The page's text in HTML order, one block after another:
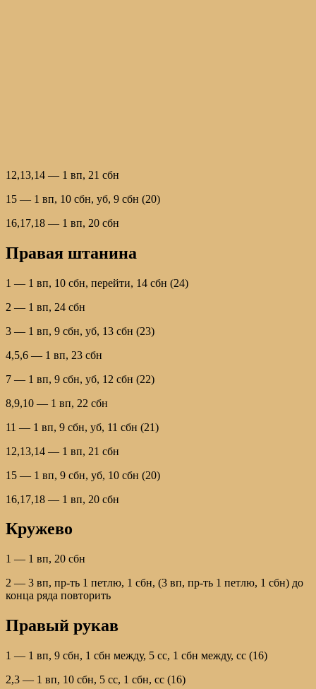
12,13,14 — 1 вп, 21 сбн
15 — 1 вп, 10 сбн, уб, 9 сбн (20)
16,17,18 — 1 вп, 20 сбн
Правая штанина
1 — 1 вп, 10 сбн, перейти, 14 сбн (24)
2 — 1 вп, 24 сбн
3 — 1 вп, 9 сбн, уб, 13 сбн (23)
4,5,6 — 1 вп, 23 сбн
7 — 1 вп, 9 сбн, уб, 12 сбн (22)
8,9,10 — 1 вп, 22 сбн
11 — 1 вп, 9 сбн, уб, 11 сбн (21)
12,13,14 — 1 вп, 21 сбн
15 — 1 вп, 9 сбн, уб, 10 сбн (20)
16,17,18 — 1 вп, 20 сбн
Кружево
1 — 1 вп, 20 сбн
2 — 3 вп, пр-ть 1 петлю, 1 сбн, (3 вп, пр-ть 1 петлю, 1 сбн) до
конца ряда повторить
Правый рукав
1 — 1 вп, 9 сбн, 1 сбн между, 5 сс, 1 сбн между, сс (16)
2,3 — 1 вп, 10 сбн, 5 сс, 1 сбн, сс (16)